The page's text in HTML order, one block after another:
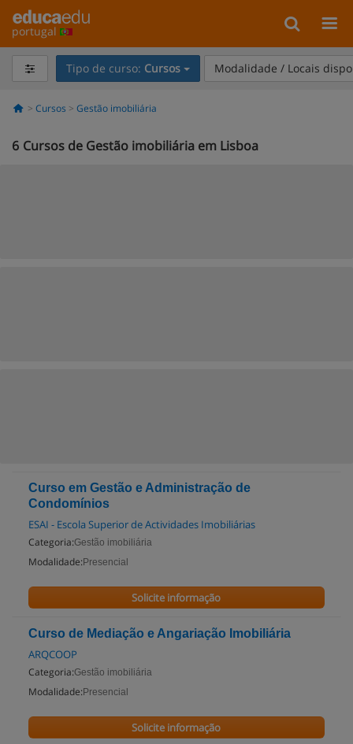
portugal
Tipo de curso: Cursos Modalidade / Locais
Cursos Gestão imobiliária
6 Cursos de Gestão imobiliária em Lisboa
Curso em Gestão e Administração de
Condomínios
ESAI - Escola Superior de Actividades Imobiliárias
Categoria:Gestão imobiliária
Modalidade: Presencial
Solicite informação
Curso de Mediação e Angariação Imobiliária
ARQCOOP
Categoria:Gestão imobiliária
Modalidade: Presencial
Solicite informação